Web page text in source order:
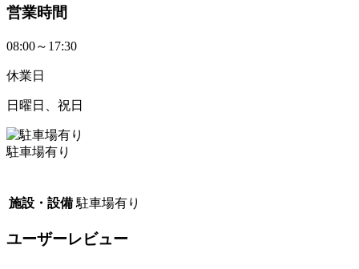
営業時間
08:00～17:30
休業日
日曜日、祝日
駐車場有り
施設・設備 駐車場有り
ユーザーレビュー